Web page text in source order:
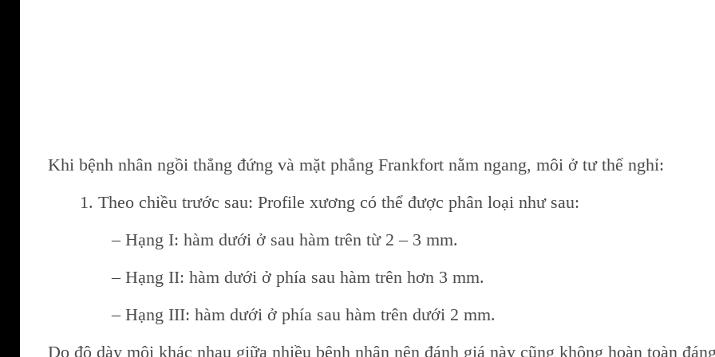
Khi bệnh nhân ngồi thẳng đứng và mặt phẳng Frankfort nằm ngang, môi ở tư thế nghỉ:
1. Theo chiều trước sau: Profile xương có thể được phân loại như sau:
– Hạng I: hàm dưới ở sau hàm trên từ 2 – 3 mm.
– Hạng II: hàm dưới ở phía sau hàm trên hơn 3 mm.
– Hạng III: hàm dưới ở phía sau hàm trên dưới 2 mm.
Do độ dày môi khác nhau giữa nhiều bệnh nhân nên đánh giá này cũng không hoàn toàn